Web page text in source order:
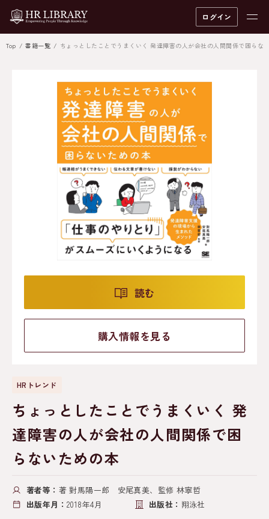
ログイン
Top 書籍一覧 ちょっとしたことでうまくいく 発達障害の人が会社の人間関係で困らな
読む
購入情報を見る
HRトレンド
ちょっとしたことでうまくいく 発
達障害の人が会社の人間関係で困
らないための本
著者等： 著 對馬陽一郎 安尾真美、監修 林寧哲
出版年月： 2018年4月 出版社： 翔泳社